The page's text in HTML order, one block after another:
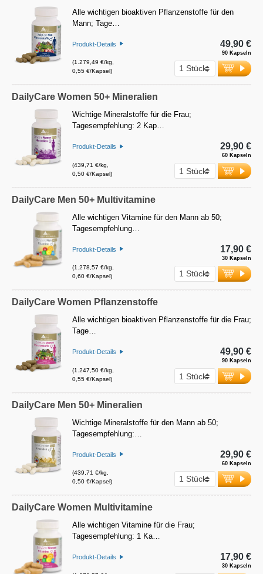
Alle wichtigen bioaktiven Pflanzenstoffe für den
Mann; Tage…
Produkt-Details
(1.279,49 €/kg,
0,55 €/Kapsel)
90 Kapseln
49,90 €
DailyCare Women 50+ Mineralien
Wichtige Mineralstoffe für die Frau;
Tagesempfehlung: 2 Kap…
Produkt-Details
(439,71 €/kg,
0,50 €/Kapsel)
60 Kapseln
29,90 €
DailyCare Men 50+ Multivitamine
Alle wichtigen Vitamine für den Mann ab 50;
Tagesempfehlung…
Produkt-Details
(1.278,57 €/kg,
0,60 €/Kapsel)
30 Kapseln
17,90 €
DailyCare Women Pflanzenstoffe
Alle wichtigen bioaktiven Pflanzenstoffe für die Frau;
Tage…
Produkt-Details
(1.247,50 €/kg,
0,55 €/Kapsel)
90 Kapseln
49,90 €
DailyCare Men 50+ Mineralien
Wichtige Mineralstoffe für den Mann ab 50;
Tagesempfehlung:…
Produkt-Details
(439,71 €/kg,
0,50 €/Kapsel)
60 Kapseln
29,90 €
DailyCare Women Multivitamine
Alle wichtigen Vitamine für die Frau;
Tagesempfehlung: 1 Ka…
Produkt-Details
30 Kapseln
17,90 €